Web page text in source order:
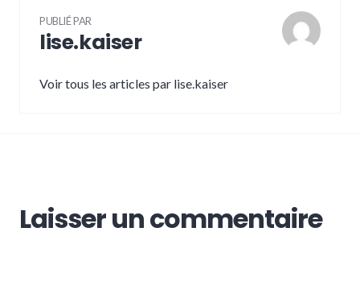
PUBLIÉ PAR
lise.kaiser
Voir tous les articles par lise.kaiser
Laisser un commentaire